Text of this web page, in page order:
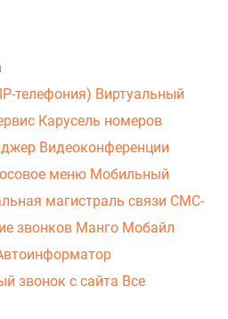
телефония) Виртуальный
Карусель номеров
Видеоконференции
меню Мобильный
магистраль связи СМС-
звонков Манго Мобайл
звонок с сайта Все